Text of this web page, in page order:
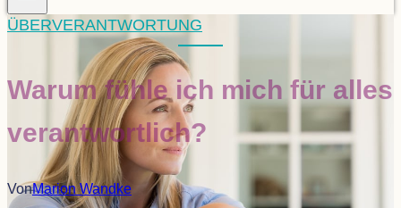
ÜBERVERANTWORTUNG
Warum fühle ich mich für alles
verantwortlich?
VonMarion Wandke